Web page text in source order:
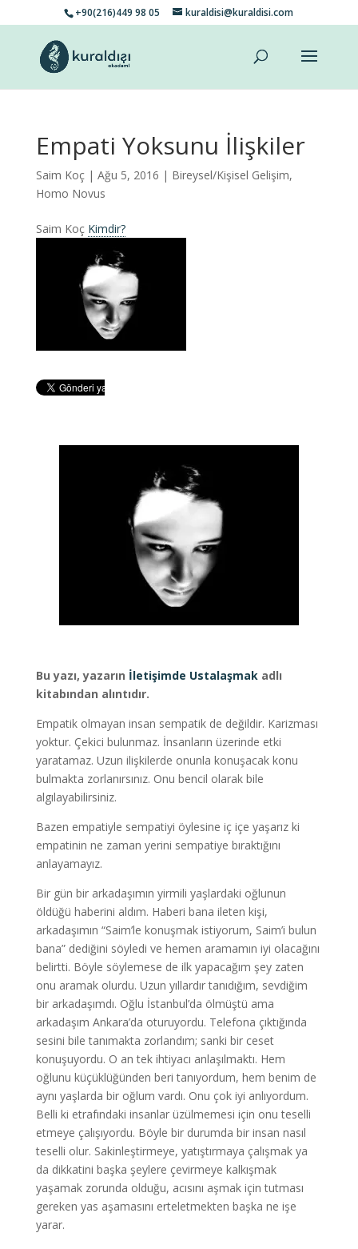
+90(216)449 98 05 kuraldisi@kuraldisi.com
Empati Yoksunu İlişkiler
Saim Koç| Ağu 5, 2016 | Bireysel/Kişisel Gelişim,
Homo Novus
Saim Koç Kimdir?
Bu yazı, yazarın İletişimde Ustalaşmakadlı
kitabından alıntıdır.
Empatik olmayan insan sempatik de değildir. Karizması
yoktur. Çekici bulunmaz. İnsanların üzerinde etki
yaratamaz. Uzun ilişkilerde onunla konuşacak konu
bulmakta zorlanırsınız. Onu bencil olarak bile
algılayabilirsiniz.
Bazen empatiyle sempatiyi öylesine iç içe yaşarız ki
empatinin ne zaman yerini sempatiye bıraktığını
anlayamayız.
Bir gün bir arkadaşımın yirmili yaşlardaki oğlunun
öldüğü haberini aldım. Haberi bana ileten kişi,
arkadaşımın “Saim’le konuşmak istiyorum, Saim’i bulun
bana” dediğini söyledi ve hemen aramamın iyi olacağını
belirtti. Böyle söylemese de ilk yapacağım şey zaten
onu aramak olurdu. Uzun yıllardır tanıdığım, sevdiğim
bir arkadaşımdı. Oğlu İstanbul’da ölmüştü ama
arkadaşım Ankara’da oturuyordu. Telefona çıktığında
sesini bile tanımakta zorlandım; sanki bir ceset
konuşuyordu. O an tek ihtiyacı anlaşılmaktı. Hem
oğlunu küçüklüğünden beri tanıyordum, hem benim de
aynı yaşlarda bir oğlum vardı. Onu çok iyi anlıyordum.
Belli ki etrafındaki insanlar üzülmemesi için onu teselli
etmeye çalışıyordu. Böyle bir durumda bir insan nasıl
teselli olur. Sakinleştirmeye, yatıştırmaya çalışmak ya
da dikkatini başka şeylere çevirmeye kalkışmak
yaşamak zorunda olduğu, acısını aşmak için tutması
gereken yas aşamasını erteletmekten başka ne işe
yarar.